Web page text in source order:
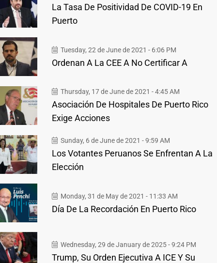
La Tasa De Positividad De COVID-19 En
Puerto
Tuesday, 22 de June de 2021 - 6:06 PM
Ordenan A La CEE A No Certificar A
Thursday, 17 de June de 2021 - 4:45 AM
Asociación De Hospitales De Puerto Rico
Exige Acciones
Sunday, 6 de June de 2021 - 9:59 AM
Los Votantes Peruanos Se Enfrentan A La
Elección
Monday, 31 de May de 2021 - 11:33 AM
Día De La Recordación En Puerto Rico
Wednesday, 29 de January de 2025 - 9:24 PM
Trump, Su Orden Ejecutiva A ICE Y Su